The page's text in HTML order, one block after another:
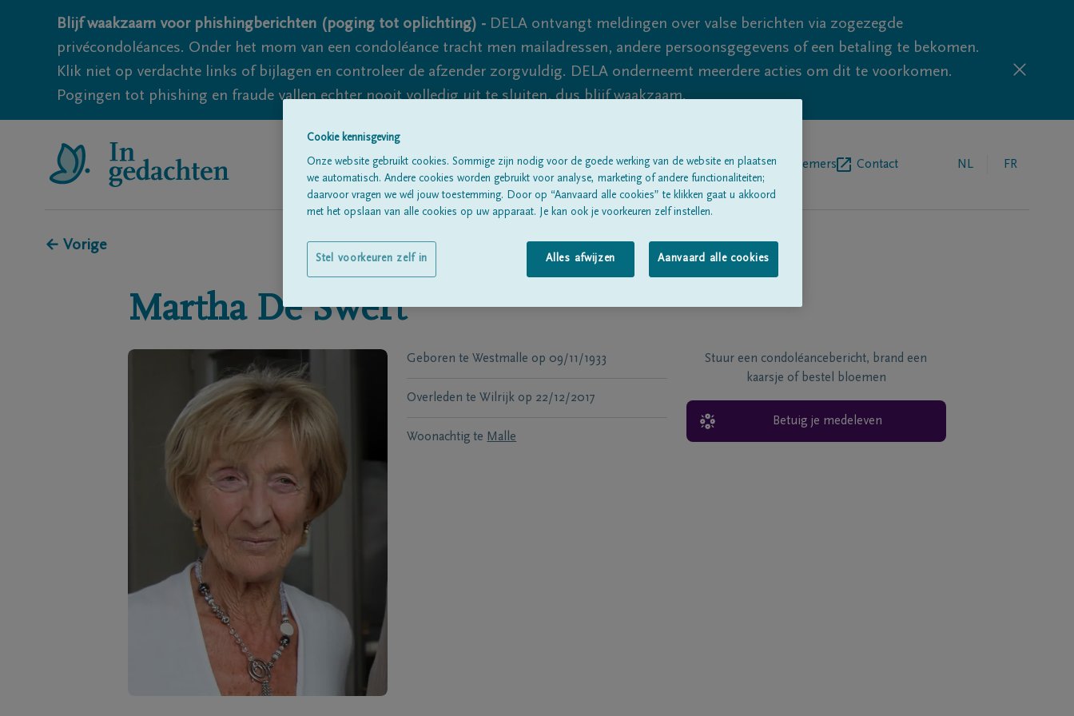
Blijf waakzaam voor phishingberichten (poging tot oplichting) - DELA ontvangt meldingen over valse berichten via zogezegde
privécondoléances. Onder het mom van een condoléance tracht men mailadressen, andere persoonsgegevens of een betaling te bekomen.
Klik niet op verdachte links of bijlagen en controleer de afzender zorgvuldig. DELA onderneemt meerdere acties om dit te voorkomen.
Pogingen tot phishing en fraude vallen echter nooit volledig uit te sluiten, dus blijf waakzaam.
Alle rouwberichtenOver onsBegrafenisondernemers Contact NL FR
← Vorige
Martha De Swert
Geboren te Westmalle op 09/11/1933
Overleden te Wilrijk op 22/12/2017
Woonachtig te Malle
Stuur een condoléancebericht, brand een
kaarsje of bestel bloemen
Betuig je medeleven
Cookie kennisgeving
Onze website gebruikt cookies. Sommige zijn nodig voor de goede werking van de website en plaatsen
we automatisch. Andere cookies worden gebruikt voor analyse, marketing of andere functionaliteiten;
daarvoor vragen we wél jouw toestemming. Door op “Aanvaard alle cookies” te klikken gaat u akkoord
met het opslaan van alle cookies op uw apparaat. Je kan ook je voorkeuren zelf instellen.
Alles afwijzen Aanvaard alle cookies
Stel voorkeuren zelf in